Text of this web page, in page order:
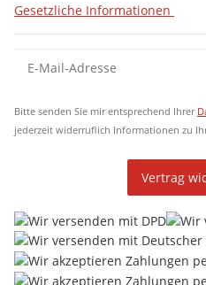
Gesetzliche Informationen
Newsletter
Bitte senden Sie mir entsprechend Ihrer
jederzeit widerruflich Informationen zu
Vertrag